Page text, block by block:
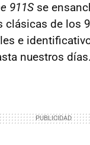
911S se
de los
e
nuestros días.